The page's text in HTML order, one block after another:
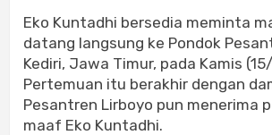
Eko Kuntadhi bersedia meminta
datang langsung ke Pondok
Kediri, Jawa Timur, pada Kamis
Pertemuan itu berakhir dengan
Pesantren Lirboyo pun menerima
maaf Eko Kuntadhi.